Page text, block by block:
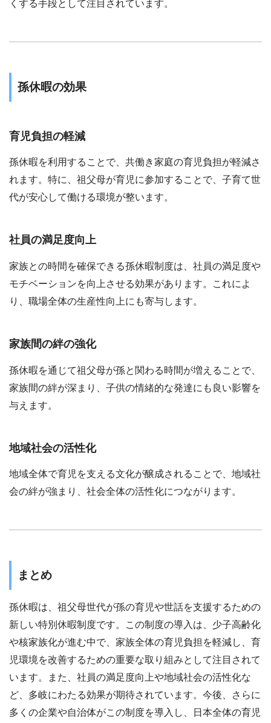
くする手段として注目されています。
孫休暇の効果
育児負担の軽減
孫休暇を利用することで、共働き家庭の育児負担が軽減さ
れます。特に、祖父母が育児に参加することで、子育て世
代が安心して働ける環境が整います。
社員の満足度向上
家族との時間を確保できる孫休暇制度は、社員の満足度や
モチベーションを向上させる効果があります。これによ
り、職場全体の生産性向上にも寄与します。
家族間の絆の強化
孫休暇を通じて祖父母が孫と関わる時間が増えることで、
家族間の絆が深まり、子供の情緒的な発達にも良い影響を
与えます。
地域社会の活性化
地域全体で育児を支える文化が醸成されることで、地域社
会の絆が強まり、社会全体の活性化につながります。
まとめ
孫休暇は、祖父母世代が孫の育児や世話を支援するための
新しい特別休暇制度です。この制度の導入は、少子高齢化
や核家族化が進む中で、家族全体の育児負担を軽減し、育
児環境を改善するための重要な取り組みとして注目されて
います。また、社員の満足度向上や地域社会の活性化な
ど、多岐にわたる効果が期待されています。今後、さらに
多くの企業や自治体がこの制度を導入し、日本全体の育児